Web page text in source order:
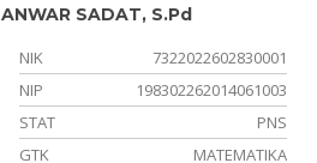
ANWAR SADAT, S.Pd
NIK
7322022602830001
NIP
198302262014061003
STAT
PNS
GTK
MATEMATIKA